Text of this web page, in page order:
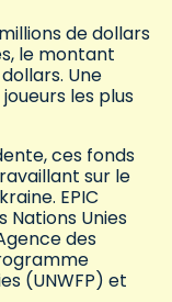
de dollars
le montant
Une
les plus
ces fonds
sur le
EPIC
Nations Unies
des
(UNWFP) et